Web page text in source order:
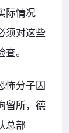
际情况
须对这些
。
怖分子囚
留所，德
总部